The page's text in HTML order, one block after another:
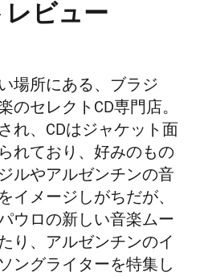
レビュー
場所にある、ブラジ
のセレクトCD専門店。
れ、CDはジャケット面
れており、好みのもの
ルやアルゼンチンの音
イメージしがちだが、
ウロの新しい音楽ムー
り、アルゼンチンのイ
ングライターを特集し